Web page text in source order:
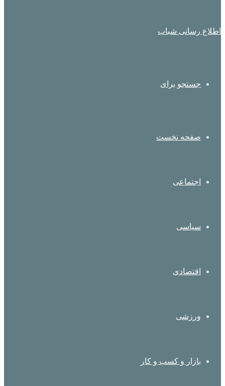
اطلاع رسانی شباب
جستجو برای
صفحه نخست
اجتماعی
سیاسی
اقتصادی
ورزشی
بازار و کسب و کار